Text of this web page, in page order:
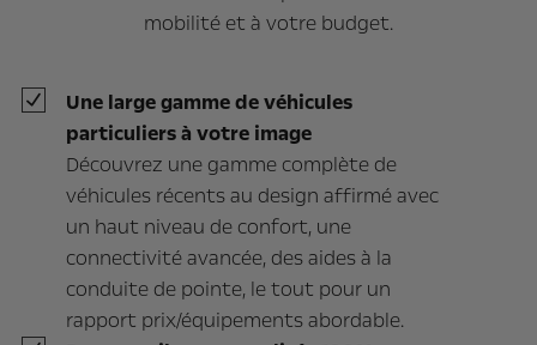
mobilité et à votre budget.
Une large gamme de véhicules
particuliers à votre image
Découvrez une gamme complète de
véhicules récents au design affirmé avec
un haut niveau de confort, une
connectivité avancée, des aides à la
conduite de pointe, le tout pour un
rapport prix/équipements abordable.